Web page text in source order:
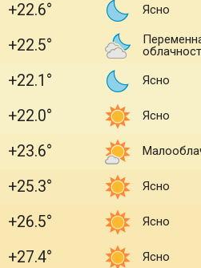
+22.6 Ясно
+22.5
+22.1 Ясно
+22.0 Ясно
+23.6
+25.3 Ясно
+26.5 Ясно
+27.4 Ясно